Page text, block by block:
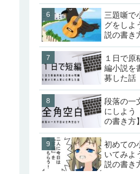
三題噺で
グをしよ
説の書き
１日で原
編小説を
募した話
段落の一
にしよう
の書き方】
初めての
いてみよ
説の書き